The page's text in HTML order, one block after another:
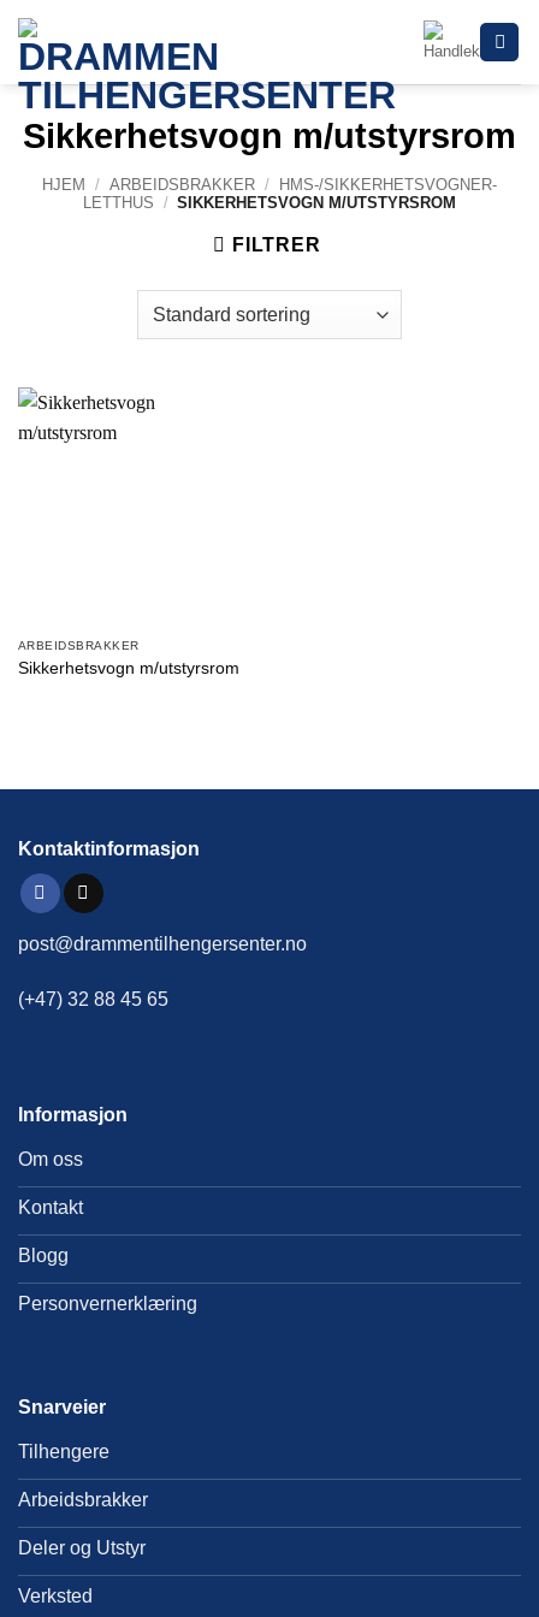
Skip
content
Sikkerhetsvogn m/utstyrsrom
HJEM / ARBEIDSBRAKKER /
HMS-/SIKKERHETSVOGNER-
LETTHUS / SIKKERHETSVOGN M/UTSTYRSROM
FILTRER
ARBEIDSBRAKKER
Sikkerhetsvogn m/utstyrsrom
Kontaktinformasjon
post@drammentilhengersenter.no
(+47) 32 88 45 65
Informasjon
Om oss
Kontakt
Blogg
Personvernerklæring
Snarveier
Tilhengere
Arbeidsbrakker
Deler og Utstyr
Verksted